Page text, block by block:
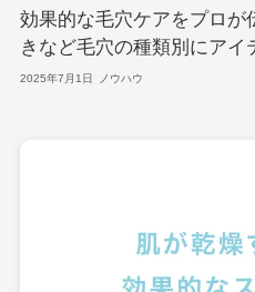
効果的な毛穴ケアをプロが
きなど毛穴の種類別にアイ
2025年7月1日 ノウハウ